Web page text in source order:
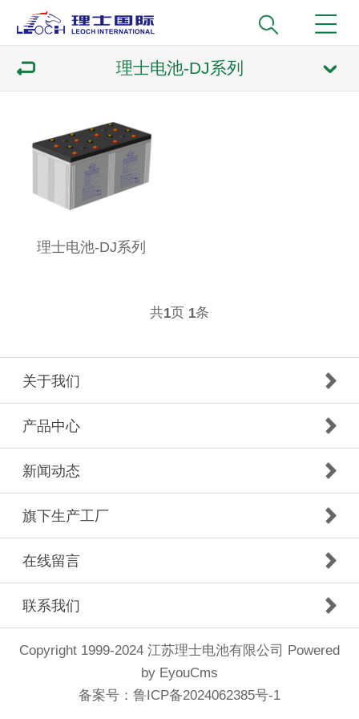
理士电池-DJ系列
理士电池-DJ系列
共1页 1条
关于我们
产品中心
新闻动态
旗下生产工厂
在线留言
联系我们
Copyright 1999-2024 江苏理士电池有限公司 Powered
by EyouCms
备案号： 鲁ICP备2024062385号-1